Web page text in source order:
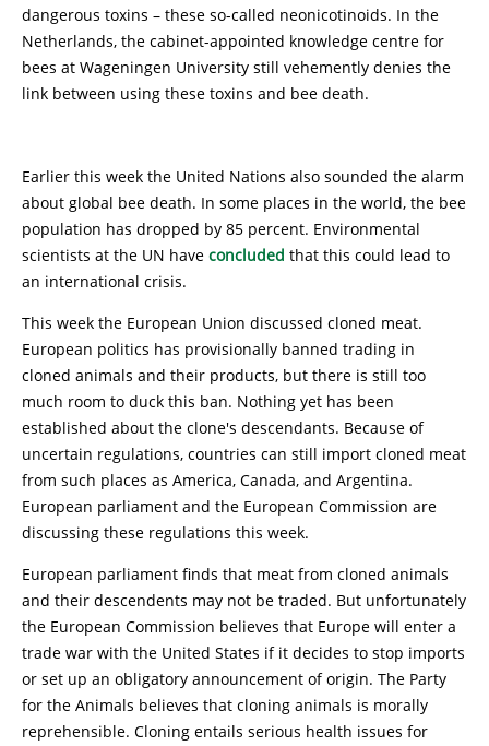
dangerous toxins – these so-called neonicotinoids. In the
Netherlands, the cabinet-appointed knowledge centre for
bees at Wageningen University still vehemently denies the
link between using these toxins and bee death.
Earlier this week the United Nations also sounded the alarm
about global bee death. In some places in the world, the bee
population has dropped by 85 percent. Environmental
scientists at the UN have concluded that this could lead to
an international crisis.
This week the European Union discussed cloned meat.
European politics has provisionally banned trading in
cloned animals and their products, but there is still too
much room to duck this ban. Nothing yet has been
established about the clone's descendants. Because of
uncertain regulations, countries can still import cloned meat
from such places as America, Canada, and Argentina.
European parliament and the European Commission are
discussing these regulations this week.
European parliament finds that meat from cloned animals
and their descendents may not be traded. But unfortunately
the European Commission believes that Europe will enter a
trade war with the United States if it decides to stop imports
or set up an obligatory announcement of origin. The Party
for the Animals believes that cloning animals is morally
reprehensible. Cloning entails serious health issues for